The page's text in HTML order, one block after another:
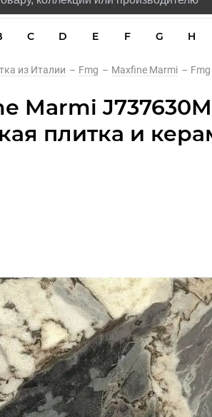
C D E F G H
из Италии – Fmg – Maxfine Marmi –
Marmi
плитка и